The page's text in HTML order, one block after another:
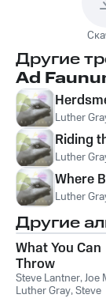
Другие
Ad
Luther
Riding
Luther
Where
Luther
Другие
What You Can
Throw
Steve Lantner,Joe
Luther Gray,Steve